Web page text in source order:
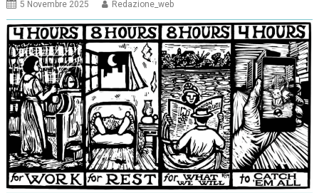
5 Novembre 2025 Redazione_web